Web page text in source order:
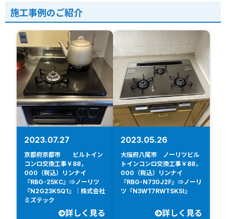
施工事例のご紹介
2023.07.27
京都府京都市 ビルトイン
コンロ交換工事￥88，
000（税込）リンナイ
『RBG-25KC』⇒ノーリツ
『N2G23KSQ1』｜株式会社
ミズテック
詳しく見る
2023.05.26
大阪府八尾市 ノーリツビル
トインコンロ交換工事￥88，
000（税込）リンナイ
『RBG-N730J2F』⇒ノーリ
ツ『N3WT7RWTSKSI』
詳しく見る